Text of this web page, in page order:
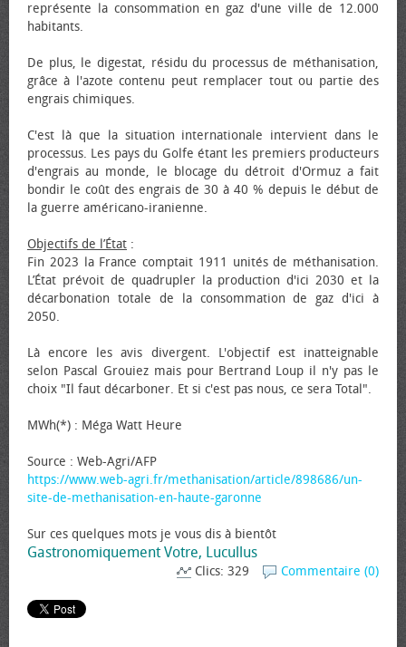
représente la consommation en gaz d'une ville de 12.000
habitants.
De plus, le digestat, résidu du processus de méthanisation,
grâce à l'azote contenu peut remplacer tout ou partie des
engrais chimiques.
C'est là que la situation internationale intervient dans le
processus. Les pays du Golfe étant les premiers producteurs
d'engrais au monde, le blocage du détroit d'Ormuz a fait
bondir le coût des engrais de 30 à 40 % depuis le début de
la guerre américano-iranienne.
Objectifs de l’État :
Fin 2023 la France comptait 1911 unités de méthanisation.
L’État prévoit de quadrupler la production d'ici 2030 et la
décarbonation totale de la consommation de gaz d'ici à
2050.
Là encore les avis divergent. L'objectif est inatteignable
selon Pascal Grouiez mais pour Bertrand Loup il n'y pas le
choix "Il faut décarboner. Et si c'est pas nous, ce sera Total".
MWh(*) : Méga Watt Heure
Source : Web-Agri/AFP
https://www.web-agri.fr/methanisation/article/898686/un-
site-de-methanisation-en-haute-garonne
Sur ces quelques mots je vous dis à bientôt
Gastronomiquement Votre, Lucullus
Commentaire (0)
Clics: 329